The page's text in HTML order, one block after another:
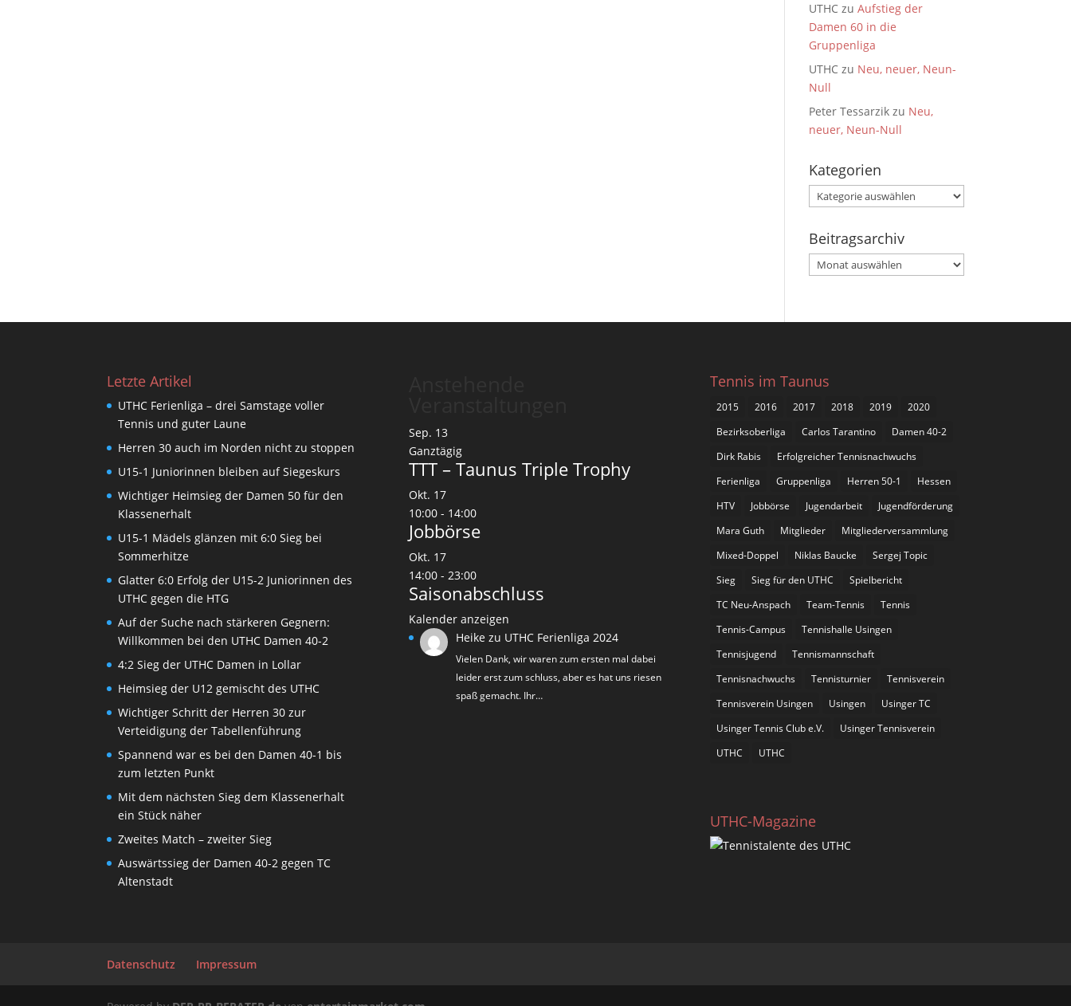
UTHC zuAufstieg der
Damen 60 in die
Gruppenliga
UTHC zu Neu, neuer, Neun-
Null
Peter Tessarzik zu Neu,
neuer, Neun-Null
Kategorien
Kategorien
Beitragsarchiv
Beitragsarchiv
Letzte Artikel
UTHC Ferienliga – drei Samstage voller
Tennis und guter Laune
Herren 30 auch im Norden nicht zu stoppen
U15-1 Juniorinnen bleiben auf Siegeskurs
Wichtiger Heimsieg der Damen 50 für den
Klassenerhalt
U15-1 Mädels glänzen mit 6:0 Sieg bei
Sommerhitze
Glatter 6:0 Erfolg der U15-2 Juniorinnen des
UTHC gegen die HTG
Auf der Suche nach stärkeren Gegnern:
Willkommen bei den UTHC Damen 40-2
4:2 Sieg der UTHC Damen in Lollar
Heimsieg der U12 gemischt des UTHC
Wichtiger Schritt der Herren 30 zur
Verteidigung der Tabellenführung
Spannend war es bei den Damen 40-1 bis
zum letzten Punkt
Mit dem nächsten Sieg dem Klassenerhalt
ein Stück näher
Zweites Match – zweiter Sieg
Auswärtssieg der Damen 40-2 gegen TC
Altenstadt
Sep. 13
Ganztägig
TTT – Taunus Triple Trophy
Okt. 17
10:00- 14:00
Jobbörse
Okt. 17
14:00- 23:00
Saisonabschluss
Kalender anzeigen
Heike zu UTHC Ferienliga 2024
Vielen Dank, wir waren zum ersten mal dabei
leider erst zum schluss, aber es hat uns riesen
spaß gemacht. Ihr…
Tennis im Taunus
2015 2016 2017 2018 2019
2020
Bezirksoberliga
Carlos Tarantino
Damen 40-2
Dirk Rabis
Erfolgreicher Tennisnachwuchs
Ferienliga
Gruppenliga Herren 50-1
Hessen
HTV
Jobbörse Jugendarbeit
Jugendförderung
Mara Guth
Mitglieder
Mitgliederversammlung
Mixed-Doppel
Niklas Baucke
Sergej Topic
Sieg
Sieg für den UTHC
Spielbericht
TC Neu-Anspach
Team-Tennis
Tennis
Tennis-Campus
Tennishalle Usingen
Tennisjugend
Tennismannschaft
Tennisnachwuchs
Tennisturnier
Tennisverein
Tennisverein Usingen
Usingen
Usinger TC
Usinger Tennis Club e.V.
Usinger Tennisverein
UTHC
UTHC
UTHC-Magazine
Datenschutz Impressum